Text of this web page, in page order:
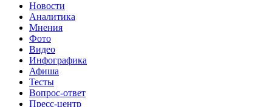
Новости
Аналитика
Мнения
Фото
Видео
Инфографика
Афиша
Тесты
Вопрос-ответ
Пресс-центр